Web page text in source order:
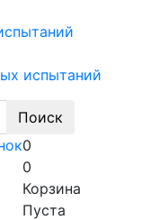
испытаний
Поиск
0
0
Корзина
Пуста